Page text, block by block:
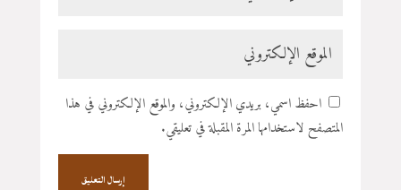
احفظ اسمي، بريدي الإلكتروني، والموقع الإلكتروني في هذا
المتصفح لاستخدامها المرة المقبلة في تعليقي.
إرسال التعليق